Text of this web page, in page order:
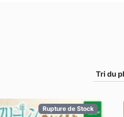
Rupture de Stock